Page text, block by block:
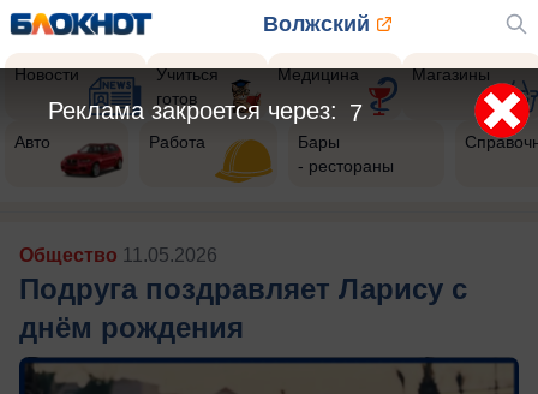
Волжский
Новости
Учиться
готов
Медицина Магазины
Авто Работа
Бары
- рестораны
Общество 11.05.2026
Подруга поздравляет Ларису с
днём рождения
5
Реклама закроется через: